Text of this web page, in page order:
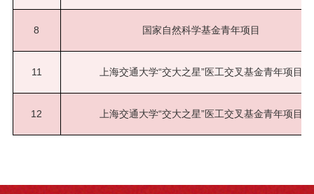
8 国家自然科学基金青年项目
11 上海交通大学“交大之星”医工交叉基金青年项目
12 上海交通大学“交大之星”医工交叉基金青年项目